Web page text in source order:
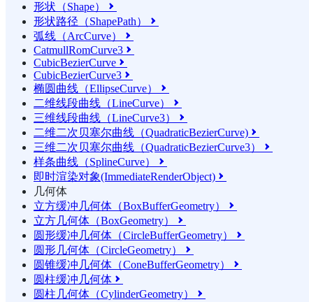
形状（Shape） 
形状路径（ShapePath） 
弧线（ArcCurve） 
CatmullRomCurve3 
CubicBezierCurve 
CubicBezierCurve3 
椭圆曲线（EllipseCurve） 
二维线段曲线（LineCurve） 
三维线段曲线（LineCurve3） 
二维二次贝塞尔曲线（QuadraticBezierCurve) 
三维二次贝塞尔曲线（QuadraticBezierCurve3） 
样条曲线（SplineCurve） 
即时渲染对象(ImmediateRenderObject) 
几何体
立方缓冲几何体（BoxBufferGeometry）

立方几何体（BoxGeometry） 
圆形缓冲几何体（CircleBufferGeometry） 
圆形几何体（CircleGeometry） 
圆锥缓冲几何体（ConeBufferGeometry） 
圆柱缓冲几何体 
圆柱几何体（CylinderGeometry） 